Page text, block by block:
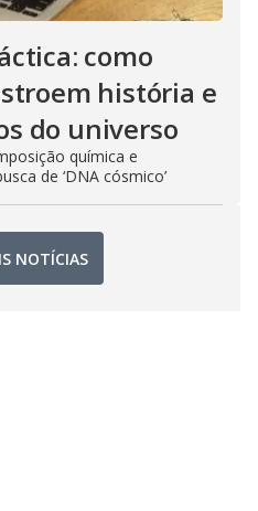
como
história e
do universo
química e
de ‘DNA cósmico’
NOTÍCIAS